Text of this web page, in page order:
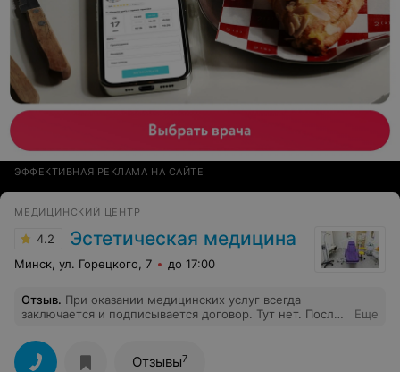
ЭФФЕКТИВНАЯ РЕКЛАМА НА САЙТЕ
МЕДИЦИНСКИЙ ЦЕНТР
4.2 Эстетическая медицина
Минск, ул. Горецкого, 7 до 17:00
Отзыв. При оказании медицинских услуг всегда
заключается и подписывается договор. Тут нет. После
перчатки и ватки оказались бесплатны)
Отвратительное место!
Еще
Отзывы7